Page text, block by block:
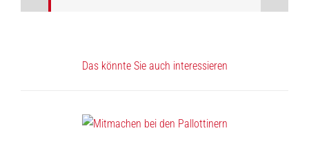
Das könnte Sie auch interessieren